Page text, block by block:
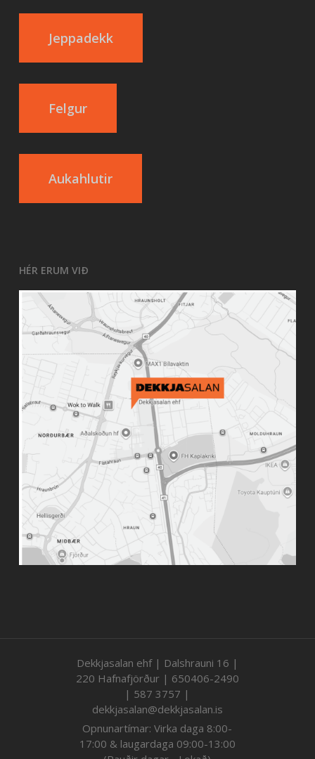
Jeppadekk
Felgur
Aukahlutir
HÉR ERUM VIÐ
Dekkjasalan ehf | Dalshrauni 16 |
220 Hafnafjörður | 650406-2490
| 587 3757 |
dekkjasalan@dekkjasalan.is
Opnunartímar: Virka daga 8:00-
17:00 & laugardaga 09:00-13:00